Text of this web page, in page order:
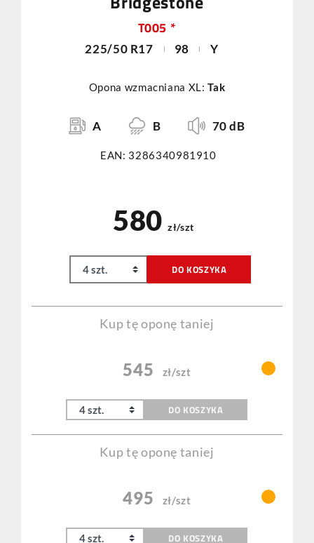
T005 *
225/50 R17 98 Y
Opona wzmacniana XL:Tak
A B 70 dB
EAN: 3286340981910
580 zł/szt
DO KOSZYKA
Kup tę oponę taniej
545 zł/szt
DO KOSZYKA
Kup tę oponę taniej
495 zł/szt
DO KOSZYKA